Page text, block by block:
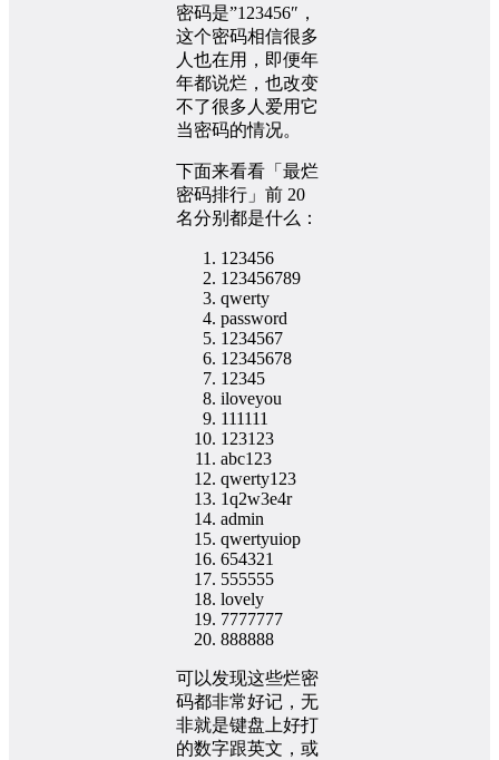
密码是”123456″，
这个密码相信很多
人也在用，即便年
年都说烂，也改变
不了很多人爱用它
当密码的情况。
下面来看看「最烂
密码排行」前 20
名分别都是什么：
123456
123456789
qwerty
password
1234567
12345678
12345
iloveyou
111111
123123
abc123
qwerty123
1q2w3e4r
admin
qwertyuiop
654321
555555
lovely
7777777
888888
可以发现这些烂密
码都非常好记，无
非就是键盘上好打
的数字跟英文，或